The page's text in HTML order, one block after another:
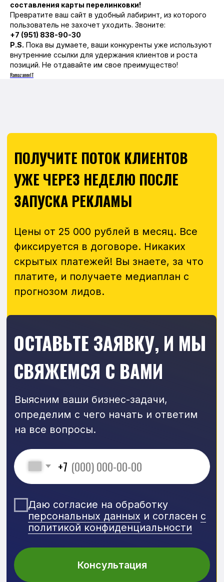
составления карты перелинковки!
Превратите ваш сайт в удобный лабиринт, из которого
пользователь не захочет уходить. Звоните:
+7 (951) 838-90-30
P.S. Пока вы думаете, ваши конкуренты уже используют
внутренние ссылки для удержания клиентов и роста
позиций. Не отдавайте им свое преимущество!
RamazanovIT